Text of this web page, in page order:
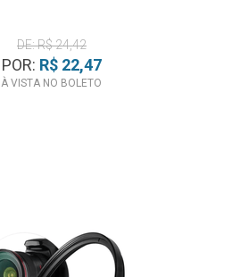
DE: R$ 24,42
POR: R$ 22,47
À VISTA NO BOLETO